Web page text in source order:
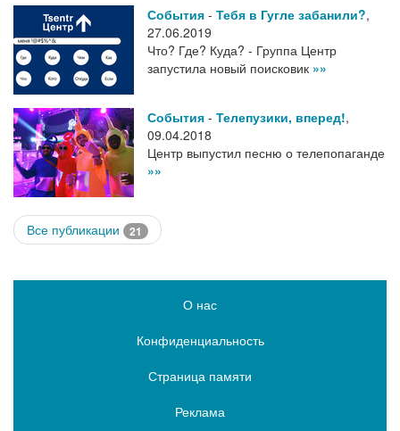
События - Тебя в Гугле забанили?,
27.06.2019
Что? Где? Куда? - Группа Центр
запустила новый поисковик »»
События - Телепузики, вперед!,
09.04.2018
Центр выпустил песню о телепопаганде
»»
Все публикации 21
О нас
Конфиденциальность
Страница памяти
Реклама